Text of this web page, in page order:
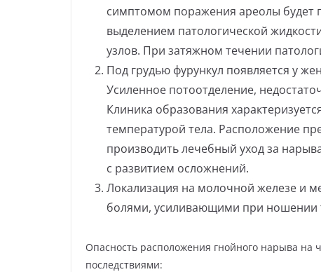
симптомом поражения ареолы будет
выделением патологической
узлов. При затяжном течении
Под грудью фурункул появляется у
Усиленное потоотделение,
Клиника образования
температурой тела. Расположение
производить лечебный уход за
с развитием осложнений.
Локализация на молочной железе и
болями, усиливающими при ношении
Опасность расположения гнойного нарыва на
последствиями: